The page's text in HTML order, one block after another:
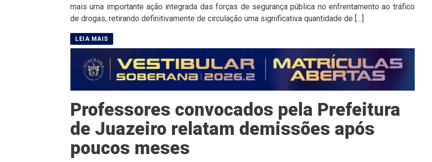
mais uma importante ação integrada das forças de segurança pública no enfrentamento ao tráfico
de drogas, retirando definitivamente de circulação uma significativa quantidade de […]
Professores convocados pela Prefeitura
de Juazeiro relatam demissões após
poucos meses